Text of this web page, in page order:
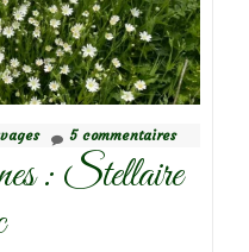
5 commentaires
: Stellaire